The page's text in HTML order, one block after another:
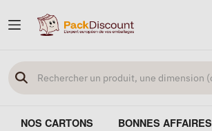
NOS CARTONS BONNES AFFAIRES